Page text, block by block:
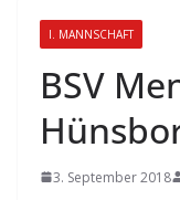
I. MANNSCHAFT
BSV
3. September 2018